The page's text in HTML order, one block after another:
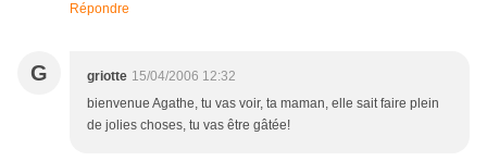
Répondre
G griotte 15/04/2006 12:32
bienvenue Agathe, tu vas voir, ta maman, elle sait faire plein
de jolies choses, tu vas être gâtée!